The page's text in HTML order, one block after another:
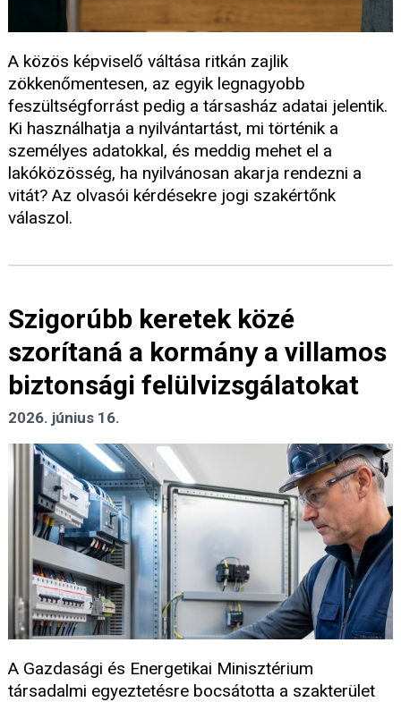
A közös képviselő váltása ritkán zajlik
zökkenőmentesen, az egyik legnagyobb
feszültségforrást pedig a társasház adatai jelentik.
Ki használhatja a nyilvántartást, mi történik a
személyes adatokkal, és meddig mehet el a
lakóközösség, ha nyilvánosan akarja rendezni a
vitát? Az olvasói kérdésekre jogi szakértőnk
válaszol.
Szigorúbb keretek közé
szorítaná a kormány a villamos
biztonsági felülvizsgálatokat
2026. június 16.
A Gazdasági és Energetikai Minisztérium
társadalmi egyeztetésre bocsátotta a szakterület